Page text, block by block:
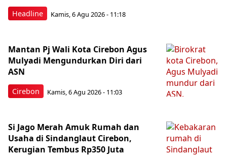
Headline Kamis, 6 Agu 2026 - 11:18
Cirebon
Mantan Pj Wali Kota Cirebon Agus
Mulyadi Mengundurkan Diri dari
ASN
Kamis, 6 Agu 2026 - 11:03
Si Jago Merah Amuk Rumah dan
Usaha di Sindanglaut Cirebon,
Kerugian Tembus Rp350 Juta